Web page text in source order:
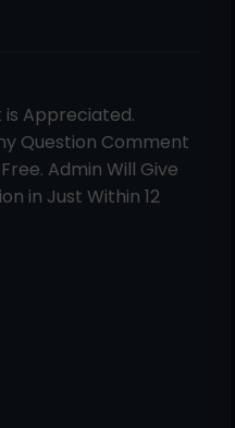
Appreciated.
Question Comment
Admin Will Give
in Just Within 12